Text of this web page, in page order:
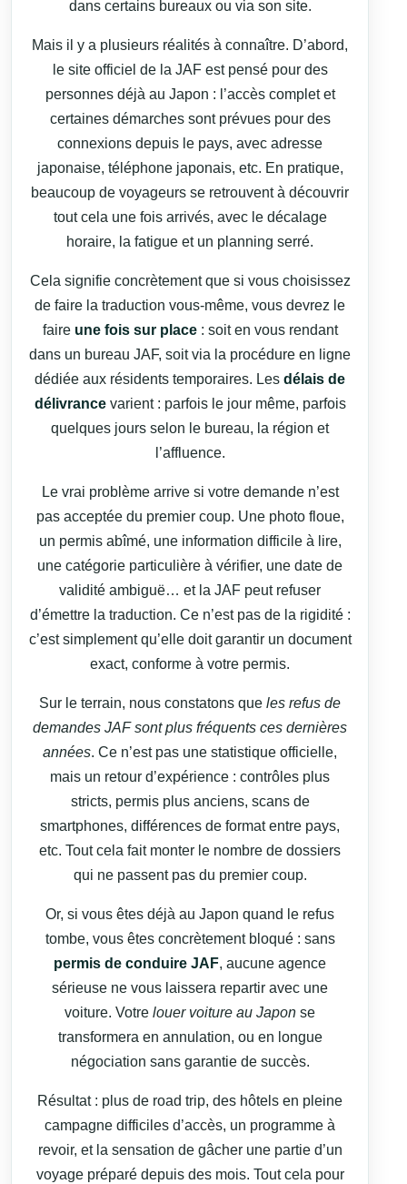
dans certains bureaux ou via son site.
Mais il y a plusieurs réalités à connaître. D’abord,
le site officiel de la JAF est pensé pour des
personnes déjà au Japon : l’accès complet et
certaines démarches sont prévues pour des
connexions depuis le pays, avec adresse
japonaise, téléphone japonais, etc. En pratique,
beaucoup de voyageurs se retrouvent à découvrir
tout cela une fois arrivés, avec le décalage
horaire, la fatigue et un planning serré.
Cela signifie concrètement que si vous choisissez
de faire la traduction vous-même, vous devrez le
faire une fois sur place: soit en vous rendant
dans un bureau JAF, soit via la procédure en ligne
dédiée aux résidents temporaires. Les délais de
délivrancevarient : parfois le jour même, parfois
quelques jours selon le bureau, la région et
l’affluence.
Le vrai problème arrive si votre demande n’est
pas acceptée du premier coup. Une photo floue,
un permis abîmé, une information difficile à lire,
une catégorie particulière à vérifier, une date de
validité ambiguë… et la JAF peut refuser
d’émettre la traduction. Ce n’est pas de la rigidité :
c’est simplement qu’elle doit garantir un document
exact, conforme à votre permis.
Sur le terrain, nous constatons que les refus de
demandes JAF sont plus fréquents ces dernières
années. Ce n’est pas une statistique officielle,
mais un retour d’expérience : contrôles plus
stricts, permis plus anciens, scans de
smartphones, différences de format entre pays,
etc. Tout cela fait monter le nombre de dossiers
qui ne passent pas du premier coup.
Or, si vous êtes déjà au Japon quand le refus
tombe, vous êtes concrètement bloqué : sans
permis de conduire JAF, aucune agence
sérieuse ne vous laissera repartir avec une
voiture. Votre louer voiture au Japon se
transformera en annulation, ou en longue
négociation sans garantie de succès.
Résultat : plus de road trip, des hôtels en pleine
campagne difficiles d’accès, un programme à
revoir, et la sensation de gâcher une partie d’un
voyage préparé depuis des mois. Tout cela pour